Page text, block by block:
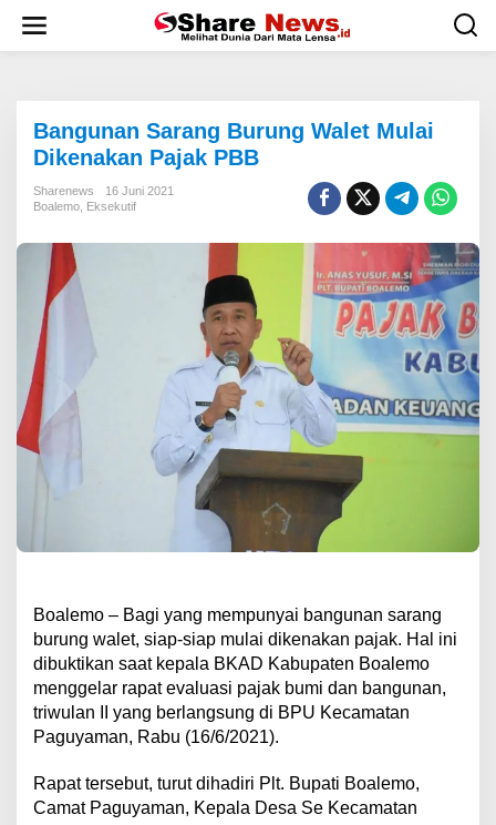
w
Bangunan Sarang Burung Walet Mulai
Dikenakan Pajak PBB
Sharenews
16 Juni 2021
Boalemo Eksekutif
Boalemo – Bagi yang mempunyai bangunan sarang
burung walet, siap-siap mulai dikenakan pajak. Hal ini
dibuktikan saat kepala BKAD Kabupaten Boalemo
menggelar rapat evaluasi pajak bumi dan bangunan,
triwulan II yang berlangsung di BPU Kecamatan
Paguyaman, Rabu (16/6/2021).
Rapat tersebut, turut dihadiri Plt. Bupati Boalemo,
Camat Paguyaman, Kepala Desa Se Kecamatan